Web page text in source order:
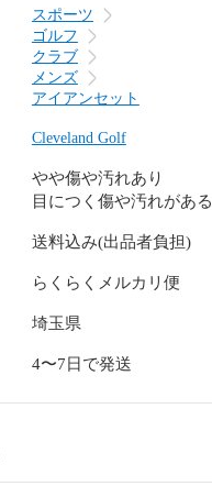
スポーツ
ゴルフ
クラブ
メンズ
アイアンセット
Cleveland Golf
やや傷や汚れあり
目につく傷や汚れがある
送料込み(出品者負担)
らくらくメルカリ便
埼玉県
4〜7日で発送